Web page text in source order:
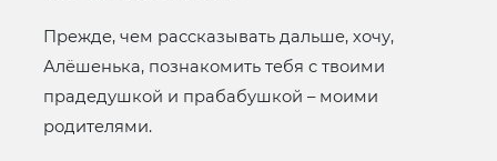
Прежде, чем рассказывать дальше, хочу,
Алёшенька, познакомить тебя с твоими
прадедушкой и прабабушкой – моими
родителями.